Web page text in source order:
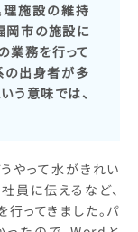
理施設の維持
岡市の施設に
業務を行って
の出身者が多
う意味では、
やって水がきれい
員に伝えるなど、
ってきました。パ